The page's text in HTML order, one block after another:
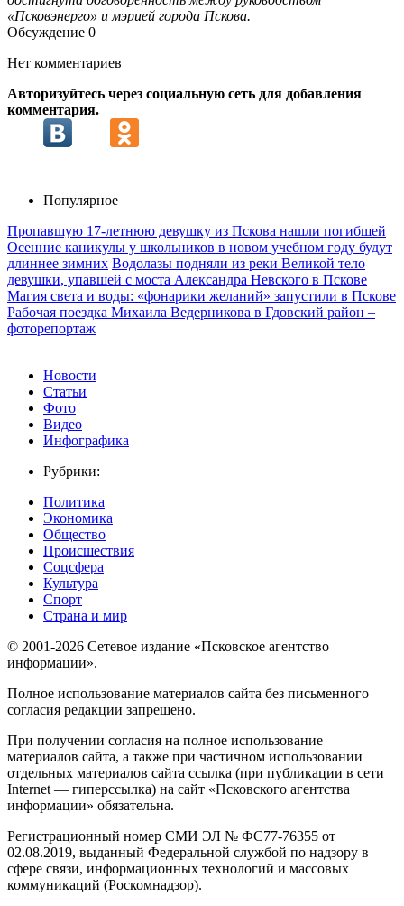
«Псковэнерго» и мэрией города Пскова.
Обсуждение 0
Нет комментариев
Авторизуйтесь через социальную сеть для добавления
комментария.
Популярное
Пропавшую 17-летнюю девушку из Пскова нашли погибшей
Осенние каникулы у школьников в новом учебном году будут
длиннее зимних Водолазы подняли из реки Великой тело
девушки, упавшей с моста Александра Невского в Пскове
Магия света и воды: «фонарики желаний» запустили в Пскове
Рабочая поездка Михаила Ведерникова в Гдовский район –
фоторепортаж
Новости
Статьи
Фото
Видео
Инфографика
Рубрики:
Политика
Экономика
Общество
Происшествия
Соцсфера
Культура
Спорт
Страна и мир
© 2001-2026 Сетевое издание «Псковское агентство
информации».
Полное использование материалов сайта без письменного
согласия редакции запрещено.
При получении согласия на полное использование
материалов сайта, а также при частичном использовании
отдельных материалов сайта ссылка (при публикации в сети
Internet — гиперссылка) на сайт «Псковского агентства
информации» обязательна.
Регистрационный номер СМИ ЭЛ № ФС77-76355 от
02.08.2019, выданный Федеральной службой по надзору в
сфере связи, информационных технологий и массовых
коммуникаций (Роскомнадзор).